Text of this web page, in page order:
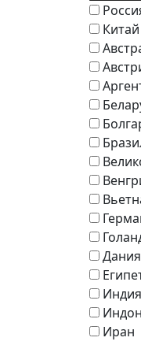
Китай
Дания
Индия
Иран